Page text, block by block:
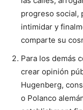
progreso social,
intimidar y
comparte su
Para los demás
crear opinión
Hugenberg,
o Polanco